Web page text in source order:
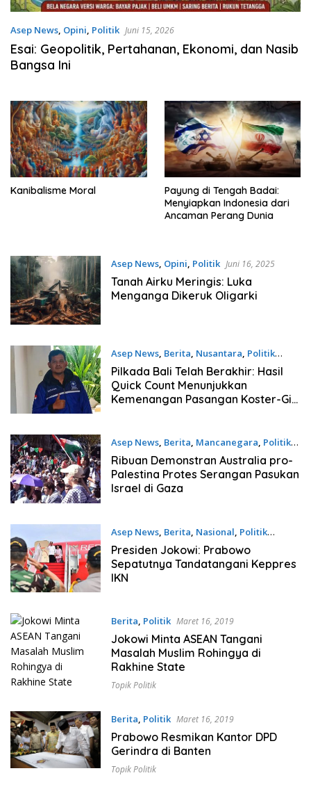
Asep News, Opini, Politik Juni 15, 2026
Esai: Geopolitik, Pertahanan, Ekonomi, dan Nasib
Bangsa Ini
Kanibalisme Moral
Payung di Tengah Badai:
Menyiapkan Indonesia dari
Ancaman Perang Dunia
Asep News, Opini, Politik Juni 16, 2025
Tanah Airku Meringis: Luka
Menganga Dikeruk Oligarki
Asep News, Berita, Nusantara, Politik
November 29, 2024
Pilkada Bali Telah Berakhir: Hasil
Quick Count Menunjukkan
Kemenangan Pasangan Koster-Giri
Asep News, Berita, Mancanegara, Politik
Oktober 7, 2024
Ribuan Demonstran Australia pro-
Palestina Protes Serangan Pasukan
Israel di Gaza
Asep News, Berita, Nasional, Politik
Oktober 6, 2024
Presiden Jokowi: Prabowo
Sepatutnya Tandatangani Keppres
IKN
Berita, Politik Maret 16, 2019
Jokowi Minta ASEAN Tangani
Masalah Muslim Rohingya di
Rakhine State
Topik Politik
Berita, Politik Maret 16, 2019
Prabowo Resmikan Kantor DPD
Gerindra di Banten
Topik Politik